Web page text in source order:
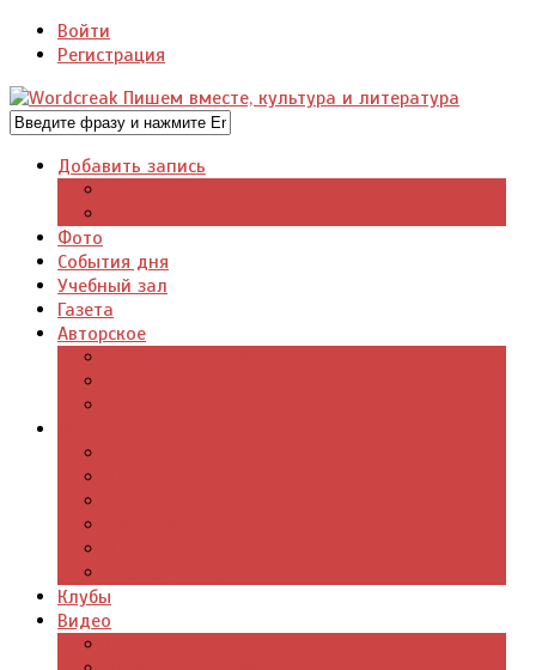
Войти
Регистрация
Добавить запись
Фото
События дня
Учебный зал
Газета
Авторское
Клубы
Видео